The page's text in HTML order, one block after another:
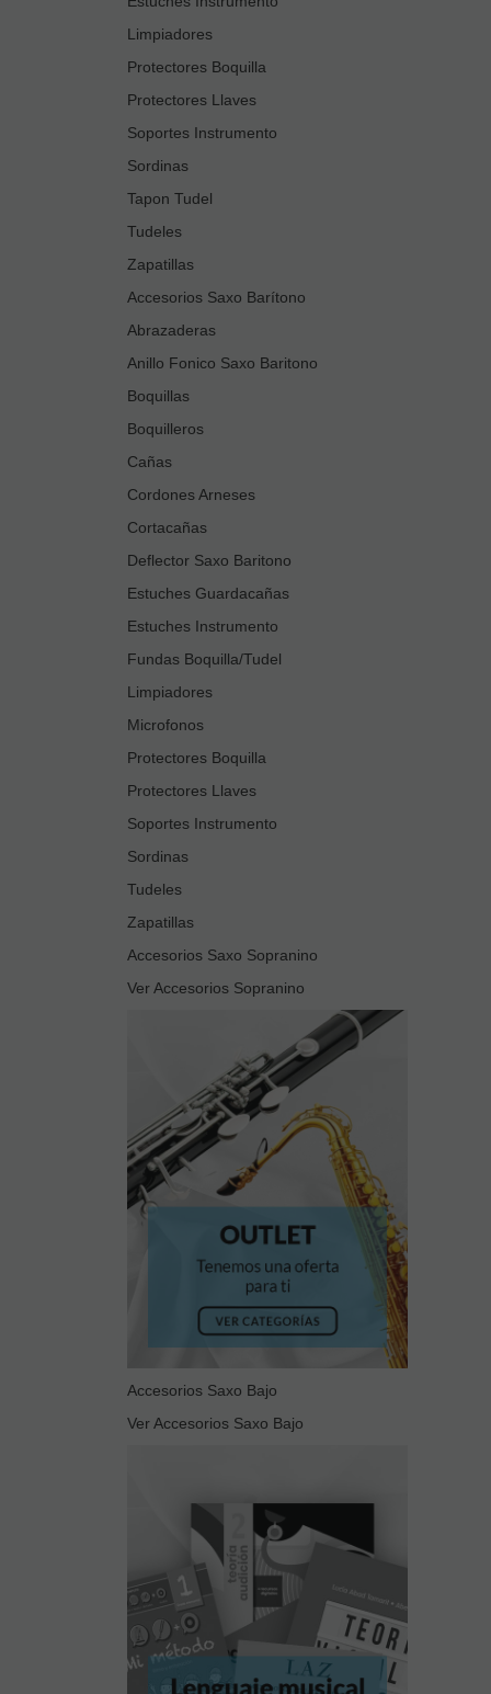
Limpiadores
Protectores Boquilla
Protectores Llaves
Soportes Instrumento
Sordinas
Tapon Tudel
Tudeles
Zapatillas
Accesorios Saxo Barítono
Abrazaderas
Anillo Fonico Saxo Baritono
Boquillas
Boquilleros
Cañas
Cordones Arneses
Cortacañas
Deflector Saxo Baritono
Estuches Guardacañas
Estuches Instrumento
Fundas Boquilla/Tudel
Limpiadores
Microfonos
Protectores Boquilla
Protectores Llaves
Soportes Instrumento
Sordinas
Tudeles
Zapatillas
Accesorios Saxo Sopranino
Ver Accesorios Sopranino
Accesorios Saxo Bajo
Ver Accesorios Saxo Bajo